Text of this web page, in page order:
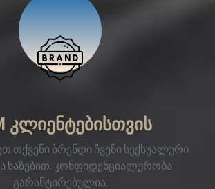
კლიენტებისთვის
თქვენი ბრენდი ჩვენი სექსუალური
ხაზებით. კონფიდენციალურობა
გარანტირებულია.